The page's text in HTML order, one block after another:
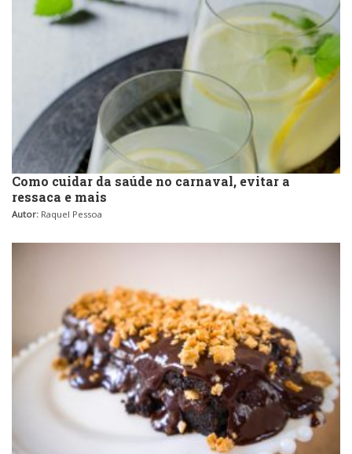
Como cuidar da saúde no carnaval, evitar a
ressaca e mais
Autor: Raquel Pessoa